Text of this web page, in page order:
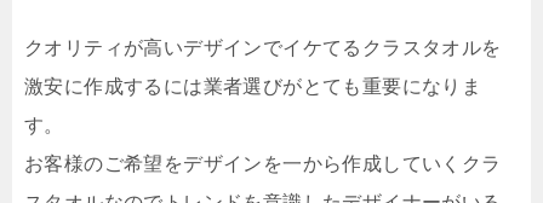
クオリティが高いデザインでイケてるクラスタオルを
激安に作成するには業者選びがとても重要になりま
す。
お客様のご希望をデザインを一から作成していくクラ